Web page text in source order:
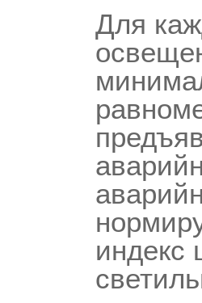
Для
индекс